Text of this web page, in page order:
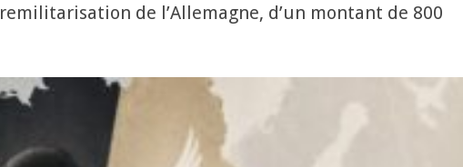
de l’Allemagne, d’un montant de 800